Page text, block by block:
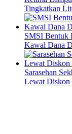
Tingkatkan
SMSI Bentuk
Kawal Dana
Sarasehan
Lewat Diskon